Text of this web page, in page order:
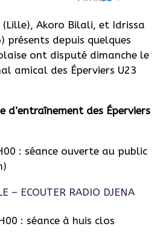
(Lille), Akoro Bilali, et Idrissa
présents depuis quelques
ont disputé dimanche le
amical des Éperviers U23
d’entraînement des Éperviers
: séance ouverte au public
: séance à huis clos